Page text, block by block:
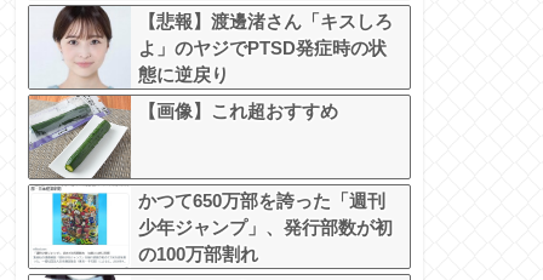
【悲報】渡邊渚さん「キスしろ
よ」のヤジでPTSD発症時の状
態に逆戻り
【画像】これ超おすすめ
かつて650万部を誇った「週刊
少年ジャンプ」、発行部数が初
の100万部割れ